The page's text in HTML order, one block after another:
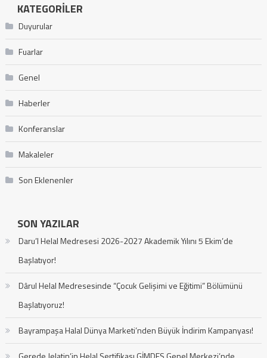
KATEGORILER
Duyurular
Fuarlar
Genel
Haberler
Konferanslar
Makaleler
Son Eklenenler
SON YAZILAR
Daru’l Helal Medresesi 2026-2027 Akademik Yılını 5 Ekim’de
Başlatıyor!
Dârul Helal Medresesinde “Çocuk Gelişimi ve Eğitimi” Bölümünü
Başlatıyoruz!
Bayrampaşa Halal Dünya Marketi’nden Büyük İndirim Kampanyası!